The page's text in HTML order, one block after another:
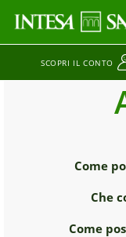
SCOPRI IL CONTO
Come
Che
Come